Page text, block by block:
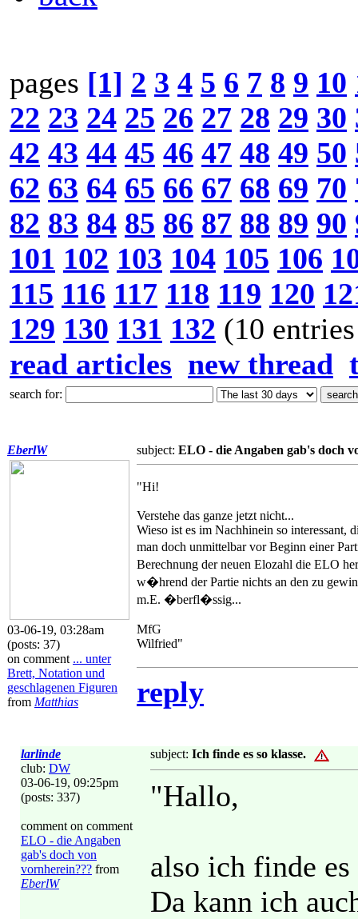
pages [1] 2 3 4 5 6 7 8 9 10
22 23 24 25 26 27 28 29 30
42 43 44 45 46 47 48 49 50
62 63 64 65 66 67 68 69 70
82 83 84 85 86 87 88 89 90
101 102 103 104 105 106
115 116 117 118 119 120
129 130 131 132 (10
read articles new thread
search for:
EberlW
03-06-19, 03:28am
(posts: 37)
on comment ... unter
Brett, Notation und
geschlagenen Figuren
from Matthias
subject: ELO - die Angaben gab's doch
"Hi!
Verstehe das ganze jetzt nicht...
Wieso ist es im Nachhinein so interessant,
man doch unmittelbar vor Beginn einer
Berechnung der neuen Elozahl die ELO
w�hrend der Partie nichts an den zu
m.E. �berfl�ssig...
MfG
Wilfried"
reply
larlinde
club: DW
03-06-19, 09:25pm
(posts: 337)
comment on comment
ELO - die Angaben
gab's doch von
vornherein??? from
EberlW
subject: Ich finde es so klasse.
"Hallo,
also ich finde
Da kann ich